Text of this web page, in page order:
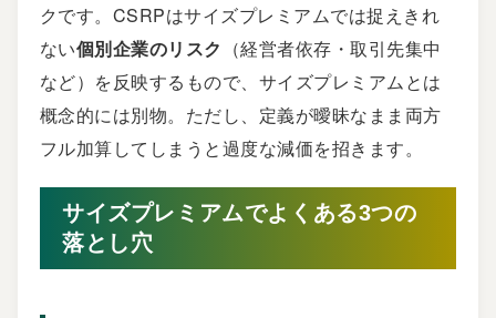
クです。CSRPはサイズプレミアムでは捉えきれ
ない個別企業のリスク （経営者依存・取引先集中
など）を反映するもので、サイズプレミアムとは
概念的には別物。ただし、定義が曖昧なまま両方
フル加算してしまうと過度な減価を招きます。
サイズプレミアムでよくある3つの
落とし穴